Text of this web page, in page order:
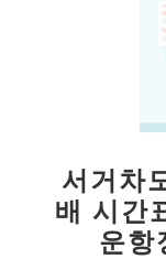
서거차
배 시간
운항